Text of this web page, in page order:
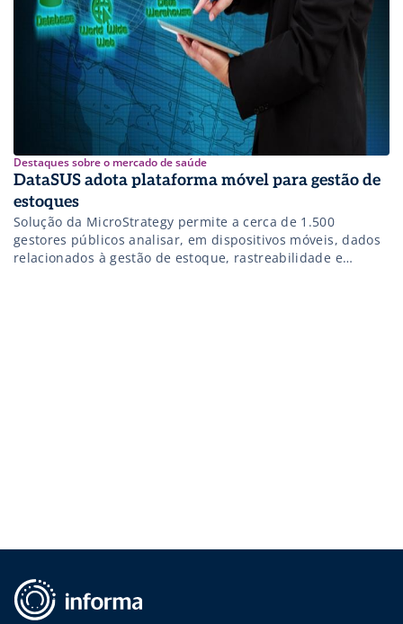
Destaques sobre o mercado de saúde
DataSUS adota plataforma móvel para gestão de
estoques
Solução da MicroStrategy permite a cerca de 1.500
gestores públicos analisar, em dispositivos móveis, dados
relacionados à gestão de estoque, rastreabilidade e